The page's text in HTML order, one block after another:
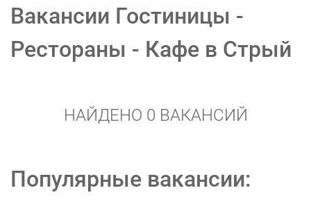
Вакансии Гостиницы -
Рестораны - Кафе в Стрый
НАЙДЕНО 0 ВАКАНСИЙ
Популярные вакансии: